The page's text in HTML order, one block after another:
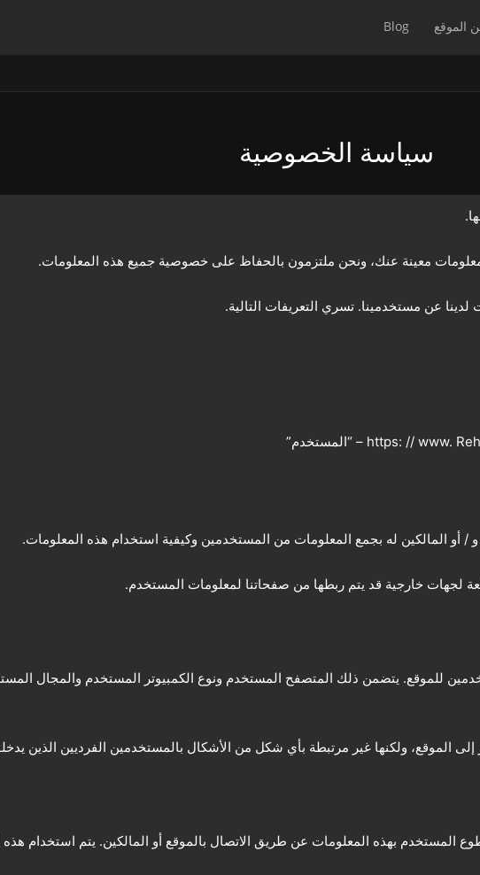
Blog الموقع
سياسة الخصوصية
معينة عنك، ونحن ملتزمون بالحفاظ على خصوصية جميع هذه المعلومات.
عن مستخدمينا. تسري التعريفات التالية.
المالكين له بجمع المعلومات من المستخدمين وكيفية استخدام هذه المعلومات.
لجهات خارجية قد يتم ربطها من صفحاتنا لمعلومات المستخدم.
للموقع. يتضمن ذلك المتصفح المستخدم ونوع الكمبيوتر المستخدم والمجال
الموقع، ولكنها غير مرتبطة بأي شكل من الأشكال بالمستخدمين الفرديين الذين
المستخدم بهذه المعلومات عن طريق الاتصال بالموقع أو المالكين. يتم استخدام